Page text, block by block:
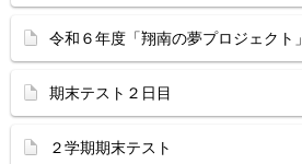
令和６年度「翔南の夢プロジェクト」
期末テスト２日目
２学期期末テスト